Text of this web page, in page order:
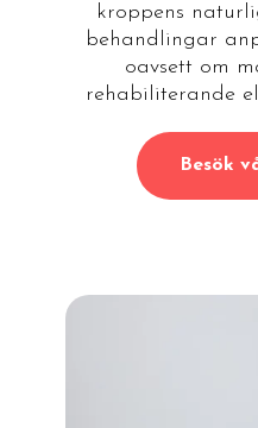
kroppens
behandlingar
oavsett om
rehabiliterande
Besök